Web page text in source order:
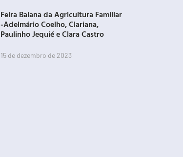
Feira Baiana da Agricultura Familiar
-Adelmário Coelho, Clariana,
Paulinho Jequié e Clara Castro
15 de dezembro de 2023